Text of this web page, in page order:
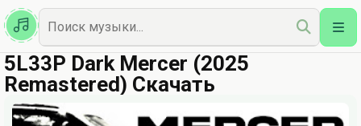
Казахская
Наш Топ
5L33P Dark Mercer (2025
Remastered) Скачать